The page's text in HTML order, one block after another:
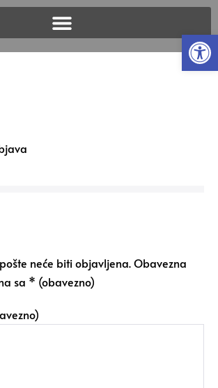
neće biti objavljena.Obavezna
sa * (obavezno)